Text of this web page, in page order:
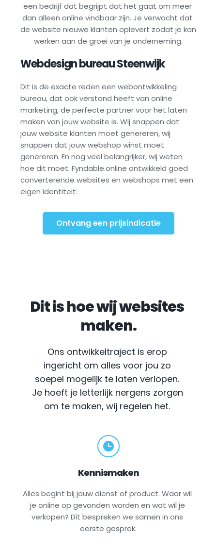
een bedrijf dat begrijpt dat het gaat om meer
dan alleen online vindbaar zijn. Je verwacht dat
de website nieuwe klanten oplevert zodat je kan
werken aan de groei van je onderneming.
Webdesign bureau Steenwijk
Dit is de exacte reden een webontwikkeling
bureau, dat ook verstand heeft van online
marketing, de perfecte partner voor het laten
maken van jouw website is. Wij snappen dat
jouw website klanten moet genereren, wij
snappen dat jouw webshop winst moet
genereren. En nog veel belangrijker, wij weten
hoe dit moet. Fyndable.online ontwikkeld goed
converterende websites en webshops met een
eigen identiteit.
Ontvang een prijsindicatie
Dit is hoe wij websites
maken.
Ons ontwikkeltraject is erop
ingericht om alles voor jou zo
soepel mogelijk te laten verlopen.
Je hoeft je letterlijk nergens zorgen
om te maken, wij regelen het.
Kennismaken
Alles begint bij jouw dienst of product. Waar wil
je online op gevonden worden en wat wil je
verkopen? Dit bespreken we samen in ons
eerste gesprek.